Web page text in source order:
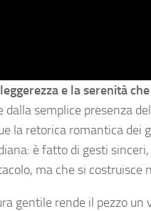
e la serenità
dalla semplice presenza
la retorica romantica
è fatto di gesti
ma che si
gentile rende il pezzo